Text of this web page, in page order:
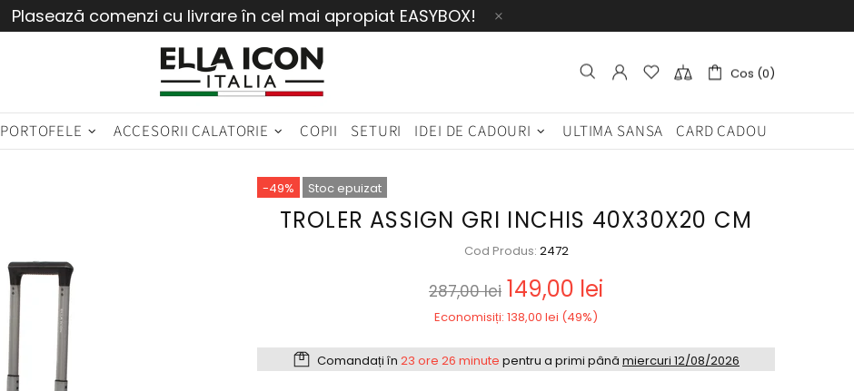
Plasează comenzi cu livrare în cel mai apropiat EASYBOX!
Cos (0)
PORTOFELE ACCESORII CALATORIE COPII SETURI IDEI DE CADOURI ULTIMA SANSA CARD CADOU
-49% Stoc epuizat
TROLER ASSIGN GRI INCHIS 40X30X20 CM
Cod Produs: 2472
287,00 lei 149,00 lei
Economisiți: 138,00 lei (49%)
Comandați în 23 ore 26 minute pentru a primi până miercuri 12/08/2026